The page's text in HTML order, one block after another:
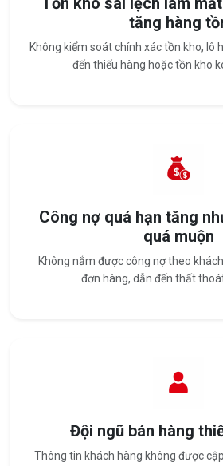
tăng hàng
Không kiểm soát chính xác tồn kho, lô
đến thiếu hàng hoặc tồn kho
Công nợ quá hạn tăng
quá muộn
Không nắm được công nợ theo
đơn hàng, dẫn đến thất
Đội ngũ bán hàng
Thông tin khách hàng không được